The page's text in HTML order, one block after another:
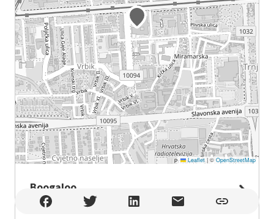
Leaflet |© OpenStreetMap
Boogaloo
Boogaloo , Zagreb